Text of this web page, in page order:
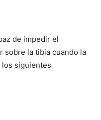
de impedir el
sobre la tibia cuando la
los siguientes